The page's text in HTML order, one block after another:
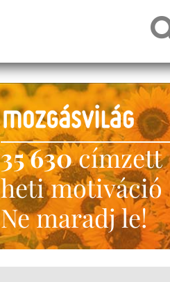
35 630címzett
heti motiváció
Ne maradj le!